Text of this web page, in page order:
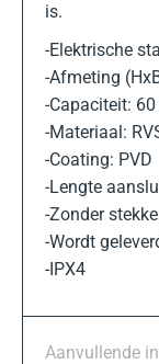
is.
-Elektrische
-Afmeting
-Capaciteit:
-Materiaal:
-Coating: PVD
-Lengte
-Zonder
-Wordt
-IPX4
Aanvullende